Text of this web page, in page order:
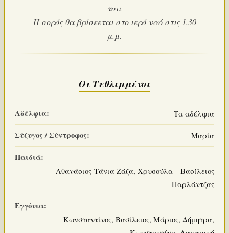
του.
Η σορός θα βρίσκεται στο ιερό ναό στις 1.30
μ.μ.
Οι Τεθλιμμένοι
Αδέλφια: Τα αδέλφια
Σύζυγος / Σύντροφος: Μαρία
Παιδιά:
Αθανάσιος-Τάνια Ζάζα, Χρυσούλα – Βασίλειος
Παρλάντζας
Εγγόνια:
Κωνσταντίνος, Βασίλειος, Μάριος, Δήμητρα,